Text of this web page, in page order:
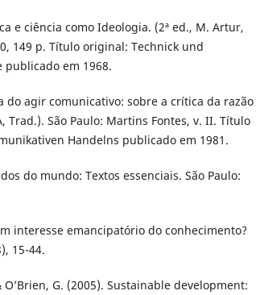
e ciência como Ideologia. (2ª ed., M. Artur,
149 p. Título original: Technick und
publicado em 1968.
do agir comunicativo: sobre a crítica da razão
Trad.). São Paulo: Martins Fontes, v. II. Título
Handelns publicado em 1981.
do mundo: Textos essenciais. São Paulo:
interesse emancipatório do conhecimento?
15-44.
G. (2005). Sustainable development: